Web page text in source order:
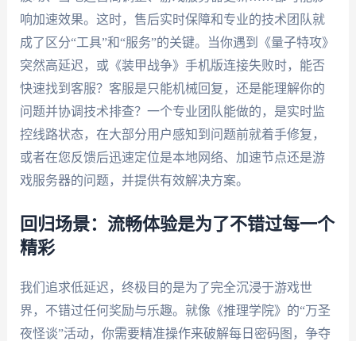
响加速效果。这时，售后实时保障和专业的技术团队就
成了区分“工具”和“服务”的关键。当你遇到《量子特攻》
突然高延迟，或《装甲战争》手机版连接失败时，能否
快速找到客服？客服是只能机械回复，还是能理解你的
问题并协调技术排查？一个专业团队能做的，是实时监
控线路状态，在大部分用户感知到问题前就着手修复，
或者在您反馈后迅速定位是本地网络、加速节点还是游
戏服务器的问题，并提供有效解决方案。
回归场景：流畅体验是为了不错过每一个
精彩
我们追求低延迟，终极目的是为了完全沉浸于游戏世
界，不错过任何奖励与乐趣。就像《推理学院》的“万圣
夜怪谈”活动，你需要精准操作来破解每日密码图，争夺